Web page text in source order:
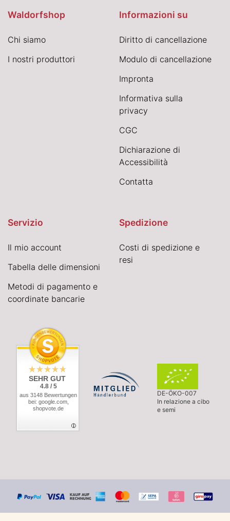
Waldorfshop
Chi siamo
I nostri produttori
Informazioni su
Diritto di cancellazione
Modulo di cancellazione
Impronta
Informativa sulla
privacy
CGC
Dichiarazione di
Accessibilità
Contatta
Servizio
Il mio account
Tabella delle dimensioni
Metodi di pagamento e
coordinate bancarie
Spedizione
Costi di spedizione e
resi
SEHR GUT
4.8 / 5
aus 3148 Bewertungen
bei: google.com,
shopvote.de
DE-ÖKO-007
In relazione a cibo
e semi